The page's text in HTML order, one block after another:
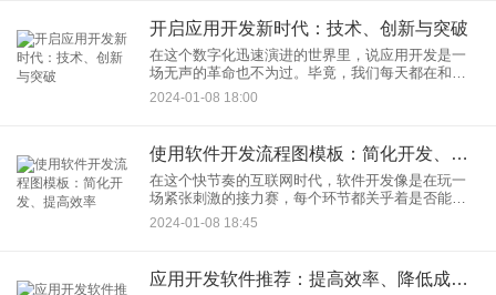
开启应用开发新时代：技术、创新与突破
在这个数字化迅速演进的世界里，说应用开发是一
场无声的革命也不为过。毕竟，我们每天都在和各
式各样的应用打交道，它们已经成为我们生活中不
可或缺的一部分。不过，别担心，我今天不是来给
2024-01-08 18:00
使用软件开发流程图模板：简化开发、提高效率
在这个快节奏的互联网时代，软件开发像是在玩一
场紧张刺激的接力赛，每个环节都关乎着是否能够
领跑在市场的前端。在这种竞争激烈的背景下，使
用软件开发流程图模板就显得尤为重要了。嗯，让
2024-01-08 18:45
应用开发软件推荐：提高效率、降低成本的利器